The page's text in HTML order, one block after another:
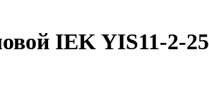
IEK YIS11-2-25